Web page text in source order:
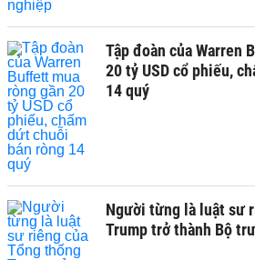
Tập đoàn của Warren
20 tỷ USD cổ phiếu,
14 quý
Người từng là luật sư
Trump trở thành Bộ